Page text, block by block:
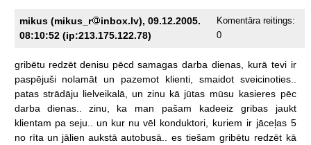
mikus (mikus_r
inbox.lv), 09.12.2005.
08:10:52 (ip:213.175.122.78)
Komentāra reitings:
0
gribētu redzēt denisu pēcd samagas darba dienas, kurā tevi ir
paspējuši nolamāt un pazemot klienti, smaidot sveicinoties..
patas strādāju lielveikalā, un zinu kā jūtas mūsu kasieres pēc
darba
dienas.. zinu, ka man pašam kadeeiz gribas
jaukt
klientam pa seju.. un kur nu vēl konduktori, kuriem ir jāceļas 5
no rīta un jālien aukstā autobusā.. es tiešam gribētu redzēt kā